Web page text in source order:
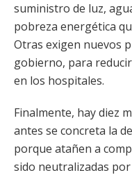
suministro de luz,
pobreza energética
Otras exigen nuevos
gobierno, para
en los hospitales.
Finalmente, hay diez
antes se concreta la
porque atañen a
sido neutralizadas